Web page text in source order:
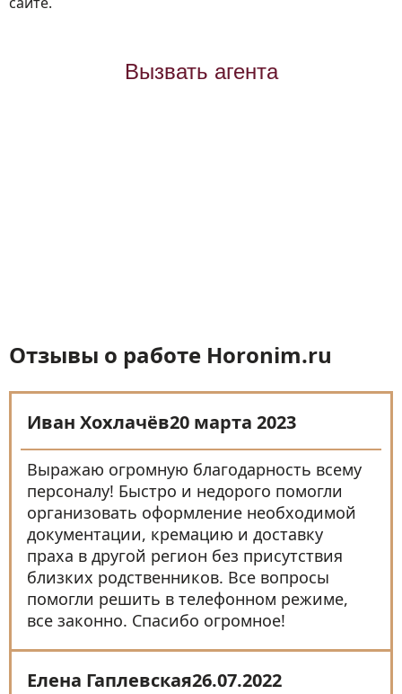
Вызвать агента
Отзывы о работе Horonim.ru
Иван Хохлачёв20 марта 2023
Выражаю огромную благодарность всему
персоналу! Быстро и недорого помогли
организовать оформление необходимой
документации, кремацию и доставку
праха в другой регион без присутствия
близких родственников. Все вопросы
помогли решить в телефонном режиме,
все законно. Спасибо огромное!
Елена Гаплевская26.07.2022